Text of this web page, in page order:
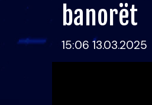
banorët
15:06 13.03.2025